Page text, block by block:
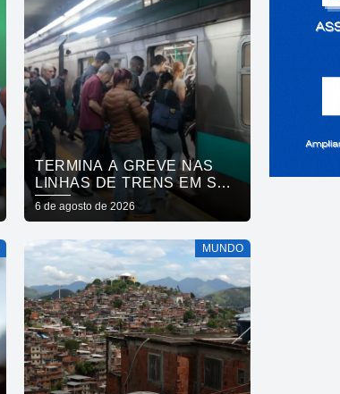
TERMINA A GREVE NAS
LINHAS DE TRENS EM SÃO
PAULO
6 de agosto de 2026
MUNDO